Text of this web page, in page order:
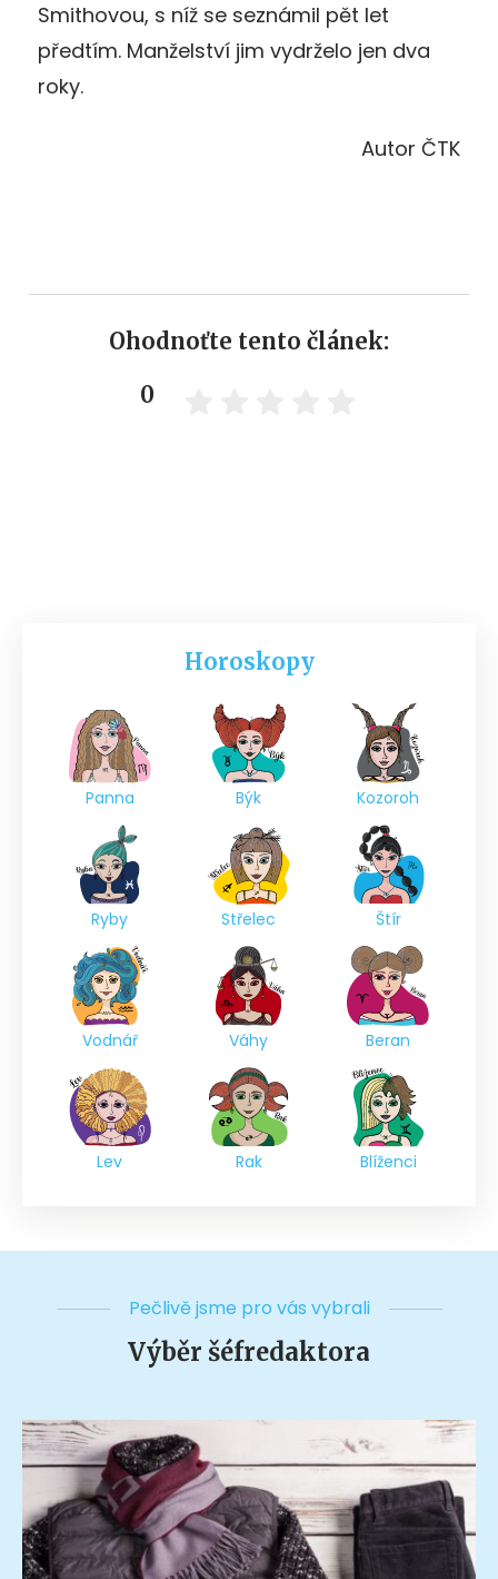
Smithovou, s níž se seznámil pět let
předtím. Manželství jim vydrželo jen dva
roky.
Autor ČTK
Ohodnoťte tento článek:
0
Horoskopy
Panna Býk Kozoroh
Ryby Střelec Štír
Vodnář Váhy Beran
Lev Rak Blíženci
Pečlivě jsme pro vás vybrali
Výběr šéfredaktora